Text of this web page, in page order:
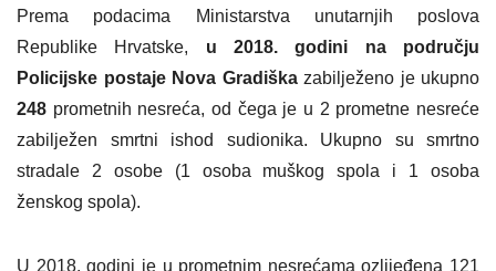
Prema podacima Ministarstva unutarnjih poslova
Republike Hrvatske, u 2018. godini na području
Policijske postaje Nova Gradiškazabilježeno je ukupno
248 prometnih nesreća, od čega je u 2 prometne nesreće
zabilježen smrtni ishod sudionika. Ukupno su smrtno
stradale 2 osobe (1 osoba muškog spola i 1 osoba
ženskog spola).
U 2018. godini je u prometnim nesrećama ozlijeđena 121